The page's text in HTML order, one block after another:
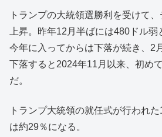
トランプの大統領選勝利を受けて
上昇。昨年12月半ばには480ドル弱
今年に入ってからは下落が続き、2
下落すると2024年11月以来、初め
だ。
トランプ大統領の就任式が行われ
は約29％になる。